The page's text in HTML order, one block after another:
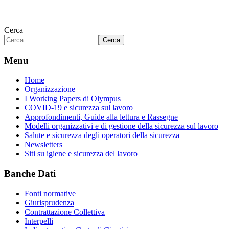
Cerca
Cerca
Menu
Home
Organizzazione
I Working Papers di Olympus
COVID-19 e sicurezza sul lavoro
Approfondimenti, Guide alla lettura e Rassegne
Modelli organizzativi e di gestione della sicurezza sul lavoro
Salute e sicurezza degli operatori della sicurezza
Newsletters
Siti su igiene e sicurezza del lavoro
Banche Dati
Fonti normative
Giurisprudenza
Contrattazione Collettiva
Interpelli